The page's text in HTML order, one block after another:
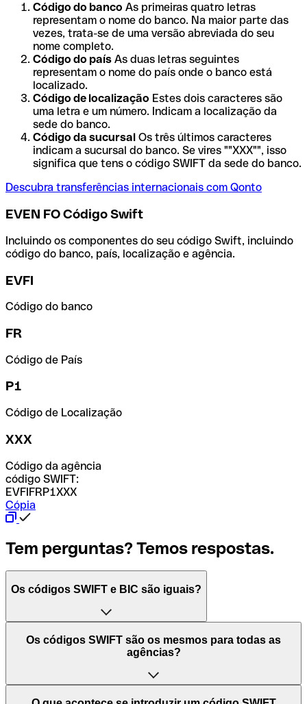
Código do banco As primeiras quatro letras
representam o nome do banco. Na maior parte das
vezes, trata-se de uma versão abreviada do seu
nome completo.
Código do país As duas letras seguintes
representam o nome do país onde o banco está
localizado.
Código de localização Estes dois caracteres são
uma letra e um número. Indicam a localização da
sede do banco.
Código da sucursal Os três últimos caracteres
indicam a sucursal do banco. Se vires ""XXX"", isso
significa que tens o código SWIFT da sede do banco.
Descubra transferências internacionais com Qonto
EVEN FO Código Swift
Incluindo os componentes do seu código Swift, incluindo
código do banco, país, localização e agência.
EVFI
Código do banco
FR
Código de País
P1
Código de Localização
XXX
Código da agência
código SWIFT:
EVFIFRP1XXX
Cópia
Tem perguntas? Temos respostas.
Os códigos SWIFT e BIC são iguais?
O acrónimo SWIFT significa "Society for Worldwide
Interbank Financial Telecommunication (Sociedade para
Mundiais)". Trata-se de uma rede mundial onde se
processam pagamentos entre países. Por outro lado, BIC
Os códigos SWIFT são os mesmos para todas as
agências?